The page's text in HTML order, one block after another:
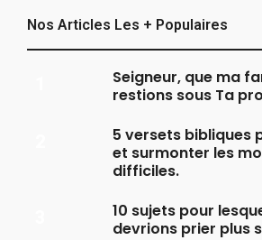
Nos Articles Les + Populaires
Seigneur, que ma
restions sous Ta
5 versets bibliques
et surmonter les
difficiles.
10 sujets pour
devrions prier plus